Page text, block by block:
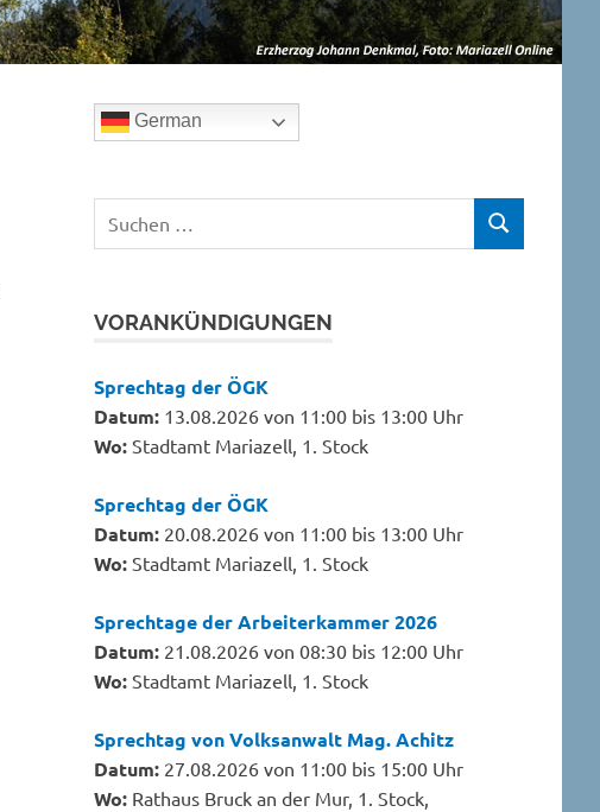
German
Suchen
SUCHEN
VORANKÜNDIGUNGEN
Sprechtag der ÖGK
Datum: 13.08.2026 von 11:00 bis 13:00 Uhr
Wo: Stadtamt Mariazell, 1. Stock
Sprechtag der ÖGK
Datum: 20.08.2026 von 11:00 bis 13:00 Uhr
Wo: Stadtamt Mariazell, 1. Stock
Sprechtage der Arbeiterkammer 2026
Datum: 21.08.2026 von 08:30 bis 12:00 Uhr
Wo: Stadtamt Mariazell, 1. Stock
Sprechtag von Volksanwalt Mag. Achitz
Datum: 27.08.2026 von 11:00 bis 15:00 Uhr
Wo: Rathaus Bruck an der Mur, 1. Stock,